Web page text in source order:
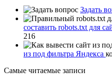
Задать
составить robots.txt для
216
из под фильтра Яндекса
Самые читаемые записи